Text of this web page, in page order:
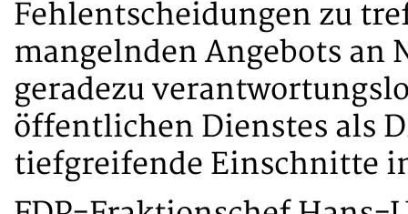
Fehlentscheidungen zu
mangelnden Angebots an
geradezu
öffentlichen Dienstes als
tiefgreifende Einschnitte